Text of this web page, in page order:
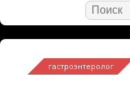
гастроэнтеролог